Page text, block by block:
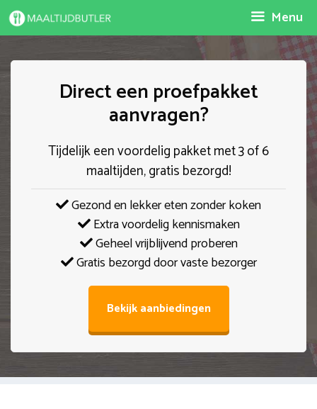
Spring
naar
Menu
Direct een proefpakket
aanvragen?
Tijdelijk een voordelig pakket met 3 of 6
maaltijden, gratis bezorgd!
Gezond en lekker eten zonder koken
Extra voordelig kennismaken
Geheel vrijblijvend proberen
Gratis bezorgd door vaste bezorger
Bekijk aanbiedingen